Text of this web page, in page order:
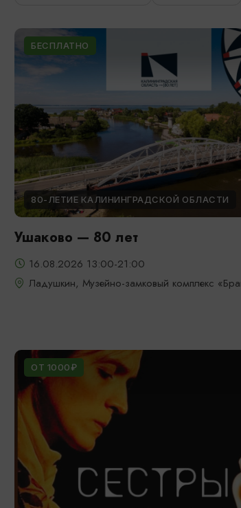
БЕСПЛАТНО
80-ЛЕТИЕ КАЛИНИНГРАДСКОЙ ОБЛАСТИ
Ушаково — 80 лет
16.08.2026 13:00-21:00
Ладушкин, Музейно-замковый комплекс
ОТ 1000₽